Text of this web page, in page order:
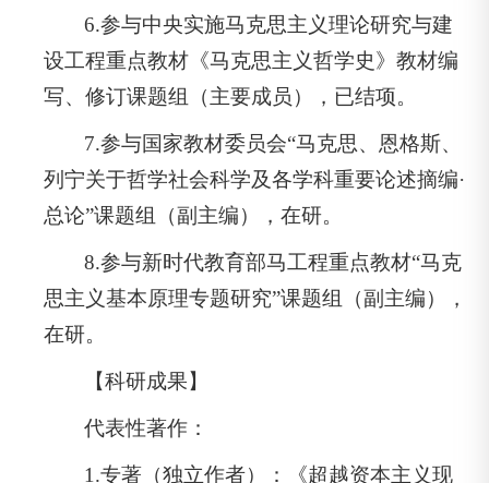
6.参与中央实施马克思主义理论研究与建
设工程重点教材《马克思主义哲学史》教材编
写、修订课题组（主要成员），已结项。
7.参与国家教材委员会“马克思、恩格斯、
列宁关于哲学社会科学及各学科重要论述摘编·
总论”课题组（副主编），在研。
8.参与新时代教育部马工程重点教材“马克
思主义基本原理专题研究”课题组（副主编），
在研。
【科研成果】
代表性著作：
1.专著（独立作者）：《超越资本主义现